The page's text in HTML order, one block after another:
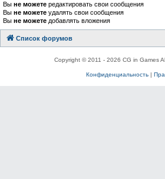
Вы не можете редактировать свои сообщения
Вы не можете удалять свои сообщения
Вы не можете добавлять вложения
Список форумов
Copyright © 2011 - 2026 CG in Games
Конфиденциальность|